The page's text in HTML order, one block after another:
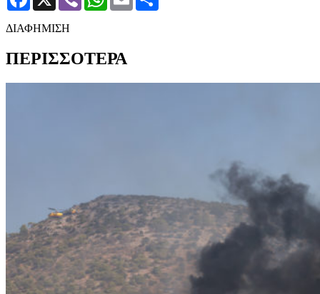
ΔΙΑΦΗΜΙΣΗ
ΠΕΡΙΣΣΟΤΕΡΑ